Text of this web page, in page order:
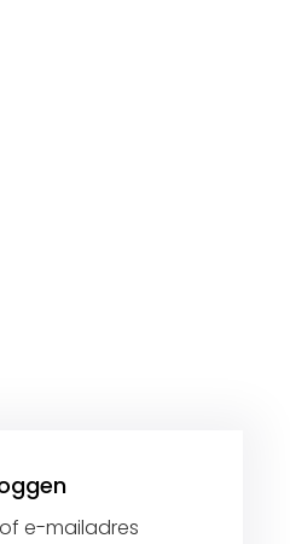
e-mailadres